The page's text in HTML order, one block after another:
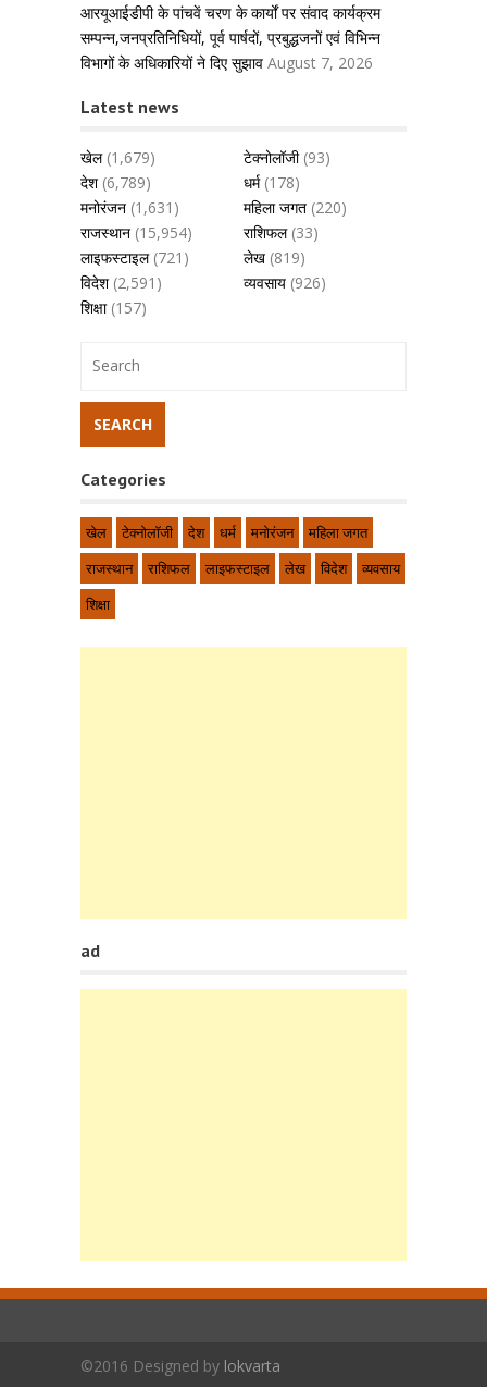
आरयूआईडीपी के पांचवें चरण के कार्यों पर संवाद कार्यक्रम
सम्पन्न,जनप्रतिनिधियों, पूर्व पार्षदों, प्रबुद्धजनों एवं विभिन्न
विभागों के अधिकारियों ने दिए सुझाव August 7, 2026
Latest news
खेल(1,679) टेक्नोलॉजी(93)
देश(6,789) धर्म(178)
मनोरंजन (1,631) महिला जगत (220)
राजस्थान (15,954) राशिफल(33)
लाइफस्टाइल(721) लेख (819)
विदेश(2,591) व्यवसाय (926)
शिक्षा(157)
Categories
खेल टेक्नोलॉजी देश धर्म मनोरंजन
महिला जगत
राजस्थान
राशिफल लाइफस्टाइल लेख विदेश
व्यवसाय
शिक्षा
ad
©2016 Designed by lokvarta